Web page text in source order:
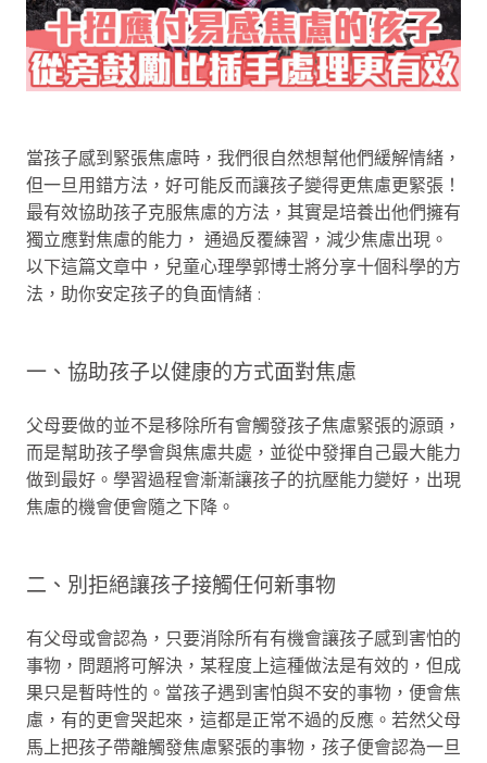
當孩子感到緊張焦慮時，我們很自然想幫他們緩解情緒，
但一旦用錯方法，好可能反而讓孩子變得更焦慮更緊張！
最有效協助孩子克服焦慮的方法，其實是培養出他們擁有
獨立應對焦慮的能力， 通過反覆練習，減少焦慮出現。
以下這篇文章中，兒童心理學郭博士將分享十個科學的方
法，助你安定孩子的負面情緒 :
一、協助孩子以健康的方式面對焦慮
父母要做的並不是移除所有會觸發孩子焦慮緊張的源頭，
而是幫助孩子學會與焦慮共處，並從中發揮自己最大能力
做到最好。學習過程會漸漸讓孩子的抗壓能力變好，出現
焦慮的機會便會隨之下降。
二、別拒絕讓孩子接觸任何新事物
有父母或會認為，只要消除所有有機會讓孩子感到害怕的
事物，問題將可解決，某程度上這種做法是有效的，但成
果只是暫時性的。當孩子遇到害怕與不安的事物，便會焦
慮，有的更會哭起來，這都是正常不過的反應。若然父母
馬上把孩子帶離觸發焦慮緊張的事物，孩子便會認為一旦